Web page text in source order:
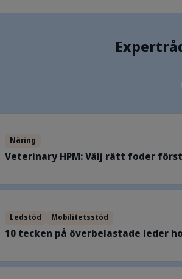
Näring
Veterinary HPM: Välj rätt foder
foder första gången
Ledstöd Mobilitetsstöd
10 tecken på överbelastade leder
leder hos hund
tandvården